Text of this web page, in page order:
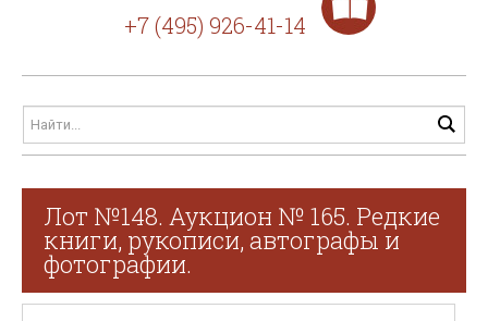
+7 (495) 926-41-14
Лот №148. Аукцион № 165. Редкие
книги, рукописи, автографы и
фотографии.